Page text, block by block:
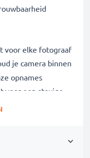
voor elke fotograaf
je camera binnen
opnames
voor een stevige
foto’s